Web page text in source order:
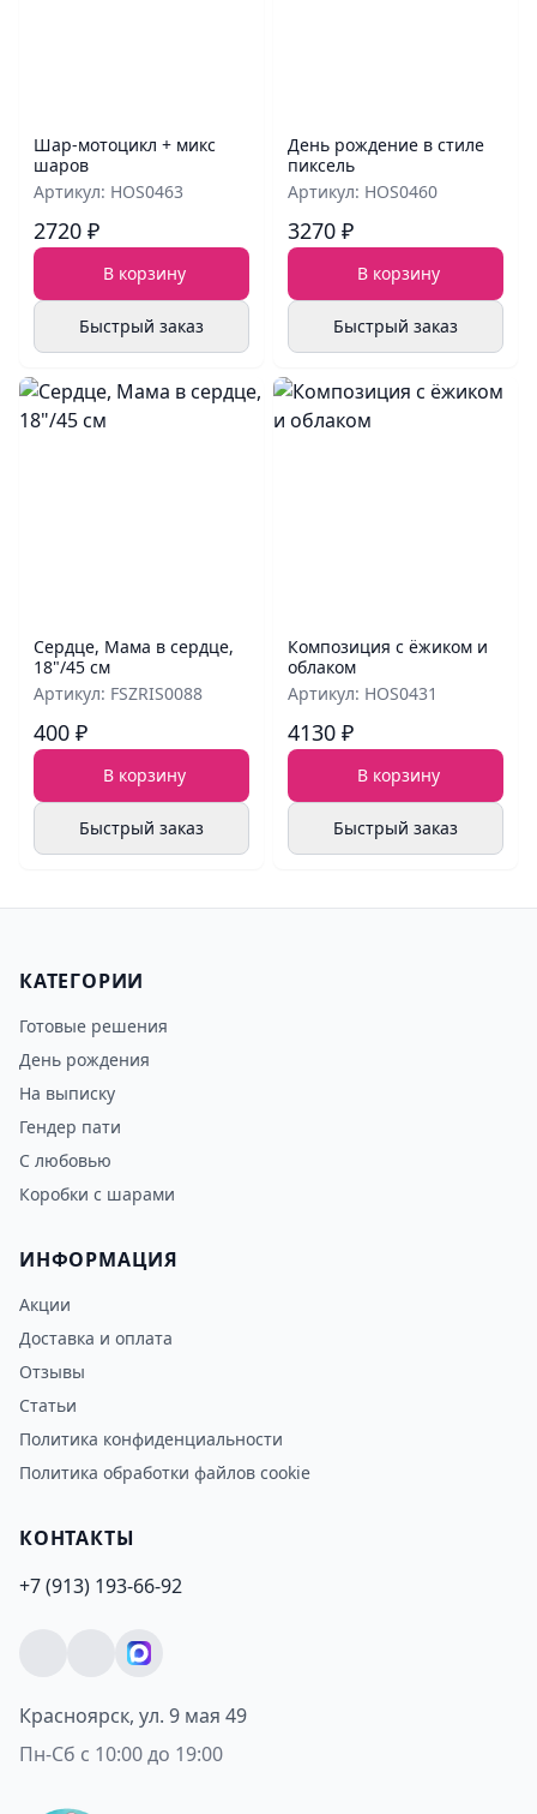
Шар‑мотоцикл + микс
шаров
Артикул: HOS0463
2720 ₽
В корзину
Быстрый заказ
День рождение в стиле
пиксель
Артикул: HOS0460
3270 ₽
В корзину
Быстрый заказ
Сердце, Мама в сердце,
18"/45 см
Артикул: FSZRIS0088
400 ₽
В корзину
Быстрый заказ
Композиция с ёжиком и
облаком
Артикул: HOS0431
4130 ₽
В корзину
Быстрый заказ
КАТЕГОРИИ
Готовые решения
День рождения
На выписку
Гендер пати
С любовью
Коробки с шарами
ИНФОРМАЦИЯ
Акции
Доставка и оплата
Отзывы
Статьи
Политика конфиденциальности
Политика обработки файлов cookie
КОНТАКТЫ
+7 (913) 193-66-92
Красноярск, ул. 9 мая 49
Пн-Сб с 10:00 до 19:00